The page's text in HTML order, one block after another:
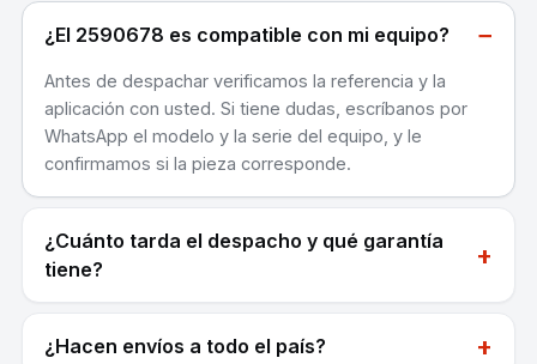
¿El 2590678 es compatible con mi equipo? −
Antes de despachar verificamos la referencia y la
aplicación con usted. Si tiene dudas, escríbanos por
WhatsApp el modelo y la serie del equipo, y le
confirmamos si la pieza corresponde.
¿Cuánto tarda el despacho y qué garantía
tiene?
+
¿Hacen envíos a todo el país? +